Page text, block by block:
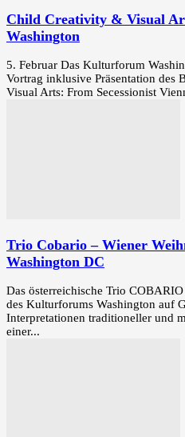
Child Creativity & Visual
Washington
5. Februar Das Kulturforum
Vortrag inklusive Präsentation des
Visual Arts: From Secessionist
Trio Cobario – Wiener
Washington DC
Das österreichische Trio
des Kulturforums Washington auf
Interpretationen traditioneller und
einer...